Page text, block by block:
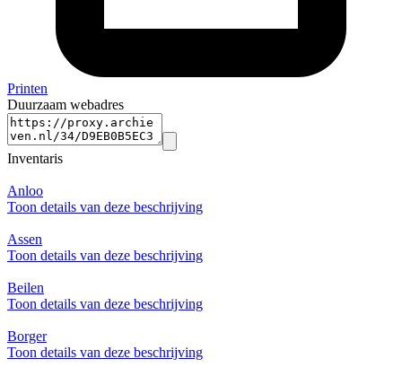
Printen
Duurzaam webadres
Inventaris
Anloo
Toon details van deze beschrijving
Assen
Toon details van deze beschrijving
Beilen
Toon details van deze beschrijving
Borger
Toon details van deze beschrijving